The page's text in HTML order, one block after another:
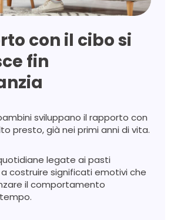
con il cibo si
fin
sviluppano il rapporto con
presto, già nei primi anni di vita.
legate ai pasti
costruire significati emotivi che
il comportamento